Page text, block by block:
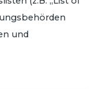
und